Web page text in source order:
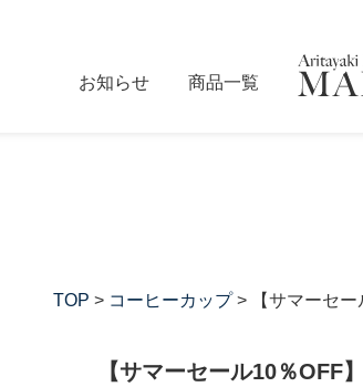
お知らせ 商品一覧
TOP > コーヒーカップ> 【サマーセ
【サマーセール10％